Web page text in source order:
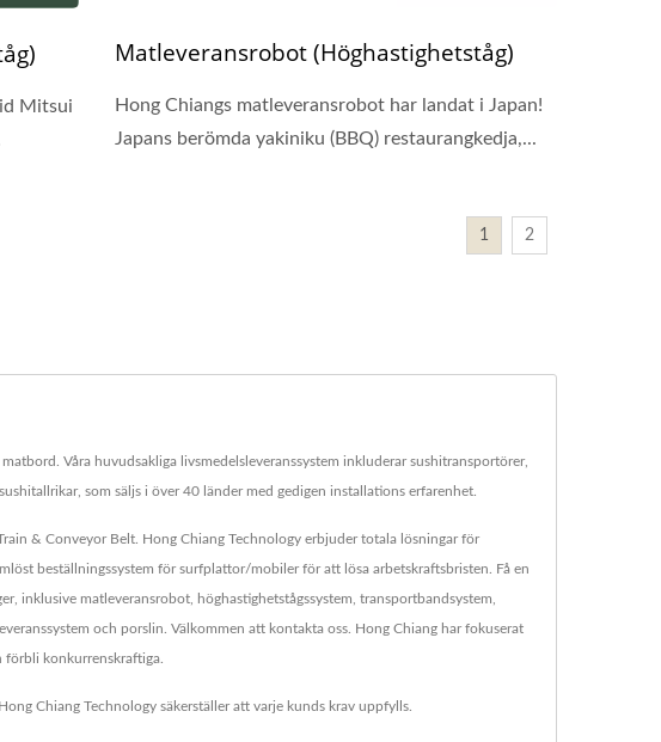
Mitsui
Matleveransrobot (Höghastighetståg)
Hong Chiangs matleveransrobot har landat i Japan!
Japans berömda yakiniku (BBQ) restaurangkedja,...
1 2
Våra huvudsakliga livsmedelsleveranssystem inkluderar sushitransportörer,
som säljs i över 40 länder med gedigen installations erfarenhet.
& Conveyor Belt. Hong Chiang Technology erbjuder totala lösningar för
beställningssystem för surfplattor/mobiler för att lösa arbetskraftsbristen. Få en
inklusive matleveransrobot, höghastighetstågssystem, transportbandsystem,
och porslin. Välkommen att kontakta oss. Hong Chiang har fokuserat
konkurrenskraftiga.
Chiang Technology säkerställer att varje kunds krav uppfylls.